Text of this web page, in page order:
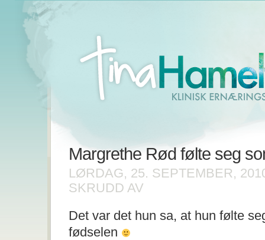
Margrethe Rød følte seg
LØRDAG, 25. SEPTEMBER,
SKRUDD AV
FØLTE
SEG
Det var det hun sa, at hun følte
fødselen